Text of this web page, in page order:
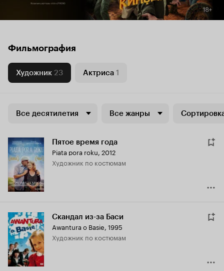
Фильмография
Художник 23 Актриса 1
Все десятилетия Все жанры
Пятое время года
Piata pora roku, 2012
Художник по костюмам
Скандал из-за Баси
Awantura o Basie, 1995
Художник по костюмам